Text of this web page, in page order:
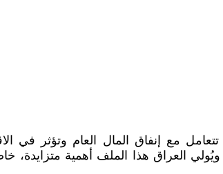
مع إنفاق المال العام وتؤثر في
الانفاق الإجمالي العام ويُولي العراق هذا